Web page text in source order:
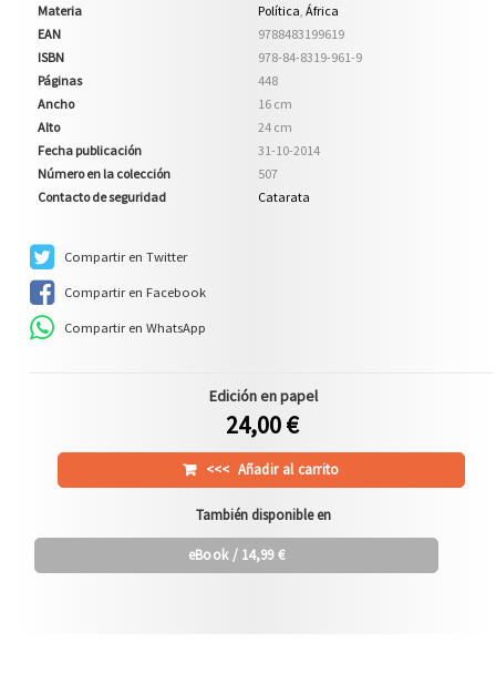
Materia
Política África
EAN
9788483199619
ISBN
978-84-8319-961-9
Páginas
448
Ancho
16 cm
Alto
24 cm
Fecha publicación
31-10-2014
Número en la colección
507
Contacto de seguridad
Catarata
Compartir en Twitter
Compartir en Facebook
Compartir en WhatsApp
Edición en papel
24,00 €
<<< Añadir al carrito
También disponible en
eBook/ 14,99 €